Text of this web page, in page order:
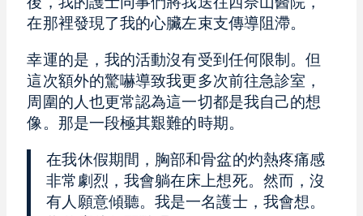
後，我的護士同事們將我送往西奈山醫院，
在那裡發現了我的心臟左束支傳導阻滯。
幸運的是，我的活動沒有受到任何限制。但
這次額外的驚嚇導致我更多次前往急診室，
周圍的人也更常認為這一切都是我自己的想
像。那是一段極其艱難的時期。
在我休假期間，胸部和骨盆的灼熱疼痛感
非常劇烈，我會躺在床上想死。然而，沒
有人願意傾聽。我是一名護士，我會想。